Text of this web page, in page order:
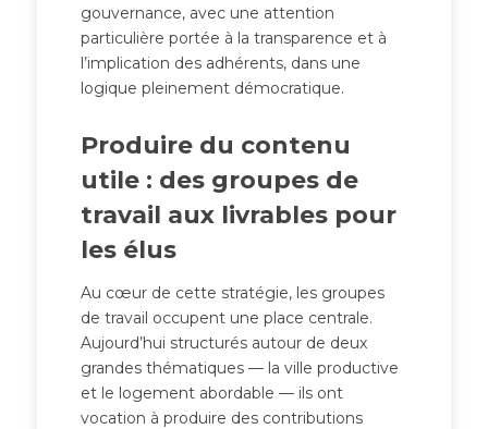
gouvernance, avec une attention
particulière portée à la transparence et à
l’implication des adhérents, dans une
logique pleinement démocratique.
Produire du contenu
utile : des groupes de
travail aux livrables pour
les élus
Au cœur de cette stratégie, les groupes
de travail occupent une place centrale.
Aujourd’hui structurés autour de deux
grandes thématiques — la ville productive
et le logement abordable — ils ont
vocation à produire des contributions